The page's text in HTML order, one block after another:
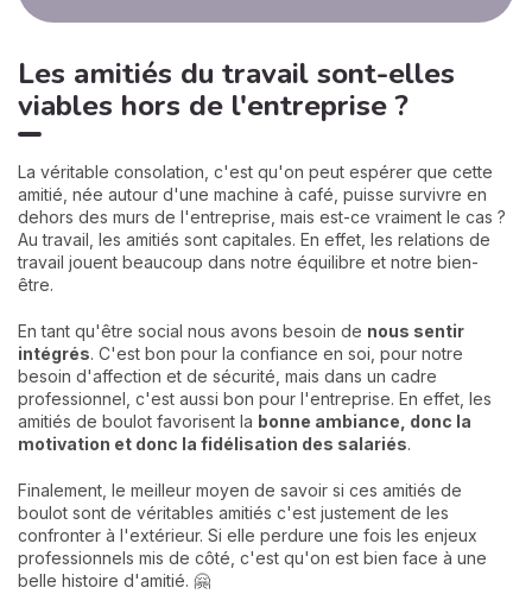
Les amitiés du travail sont-elles
viables hors de l'entreprise ?
La véritable consolation, c'est qu'on peut espérer que cette
amitié, née autour d'une machine à café, puisse survivre en
dehors des murs de l'entreprise, mais est-ce vraiment le cas ?
Au travail, les amitiés sont capitales. En effet, les relations de
travail jouent beaucoup dans notre équilibre et notre bien-
être.
En tant qu'être social nous avons besoin de nous sentir
intégrés. C'est bon pour la confiance en soi, pour notre
besoin d'affection et de sécurité, mais dans un cadre
professionnel, c'est aussi bon pour l'entreprise. En effet, les
amitiés de boulot favorisent la bonne ambiance, donc la
motivation et donc la fidélisation des salariés.
Finalement, le meilleur moyen de savoir si ces amitiés de
boulot sont de véritables amitiés c'est justement de les
confronter à l'extérieur. Si elle perdure une fois les enjeux
professionnels mis de côté, c'est qu'on est bien face à une
belle histoire d'amitié. 🤗